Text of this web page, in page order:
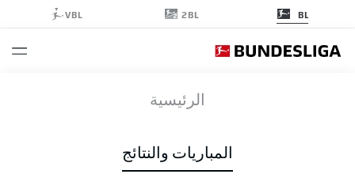
BL
2BL
VBL
الرئيسية
المباريات والنتائج